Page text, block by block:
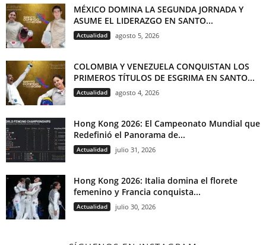
MÉXICO DOMINA LA SEGUNDA JORNADA Y
ASUME EL LIDERAZGO EN SANTO...
Actualidad agosto 5, 2026
COLOMBIA Y VENEZUELA CONQUISTAN LOS
PRIMEROS TÍTULOS DE ESGRIMA EN SANTO...
Actualidad agosto 4, 2026
Hong Kong 2026: El Campeonato Mundial que
Redefinió el Panorama de...
Actualidad julio 31, 2026
Hong Kong 2026: Italia domina el florete
femenino y Francia conquista...
Actualidad julio 30, 2026